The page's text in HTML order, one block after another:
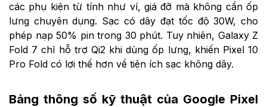
các phụ kiện từ tính như ví, giá đỡ mà không cần ốp
lưng chuyên dụng. Sạc có dây đạt tốc độ 30W, cho
phép nạp 50% pin trong 30 phút. Tuy nhiên, Galaxy Z
Fold 7 chỉ hỗ trợ Qi2 khi dùng ốp lưng, khiến Pixel 10
Pro Fold có lợi thế hơn về tiện ích sạc không dây.
Bảng thông số kỹ thuật của Google Pixel